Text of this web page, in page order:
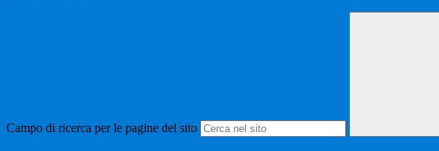
Campo di ricerca per le pagine del sito